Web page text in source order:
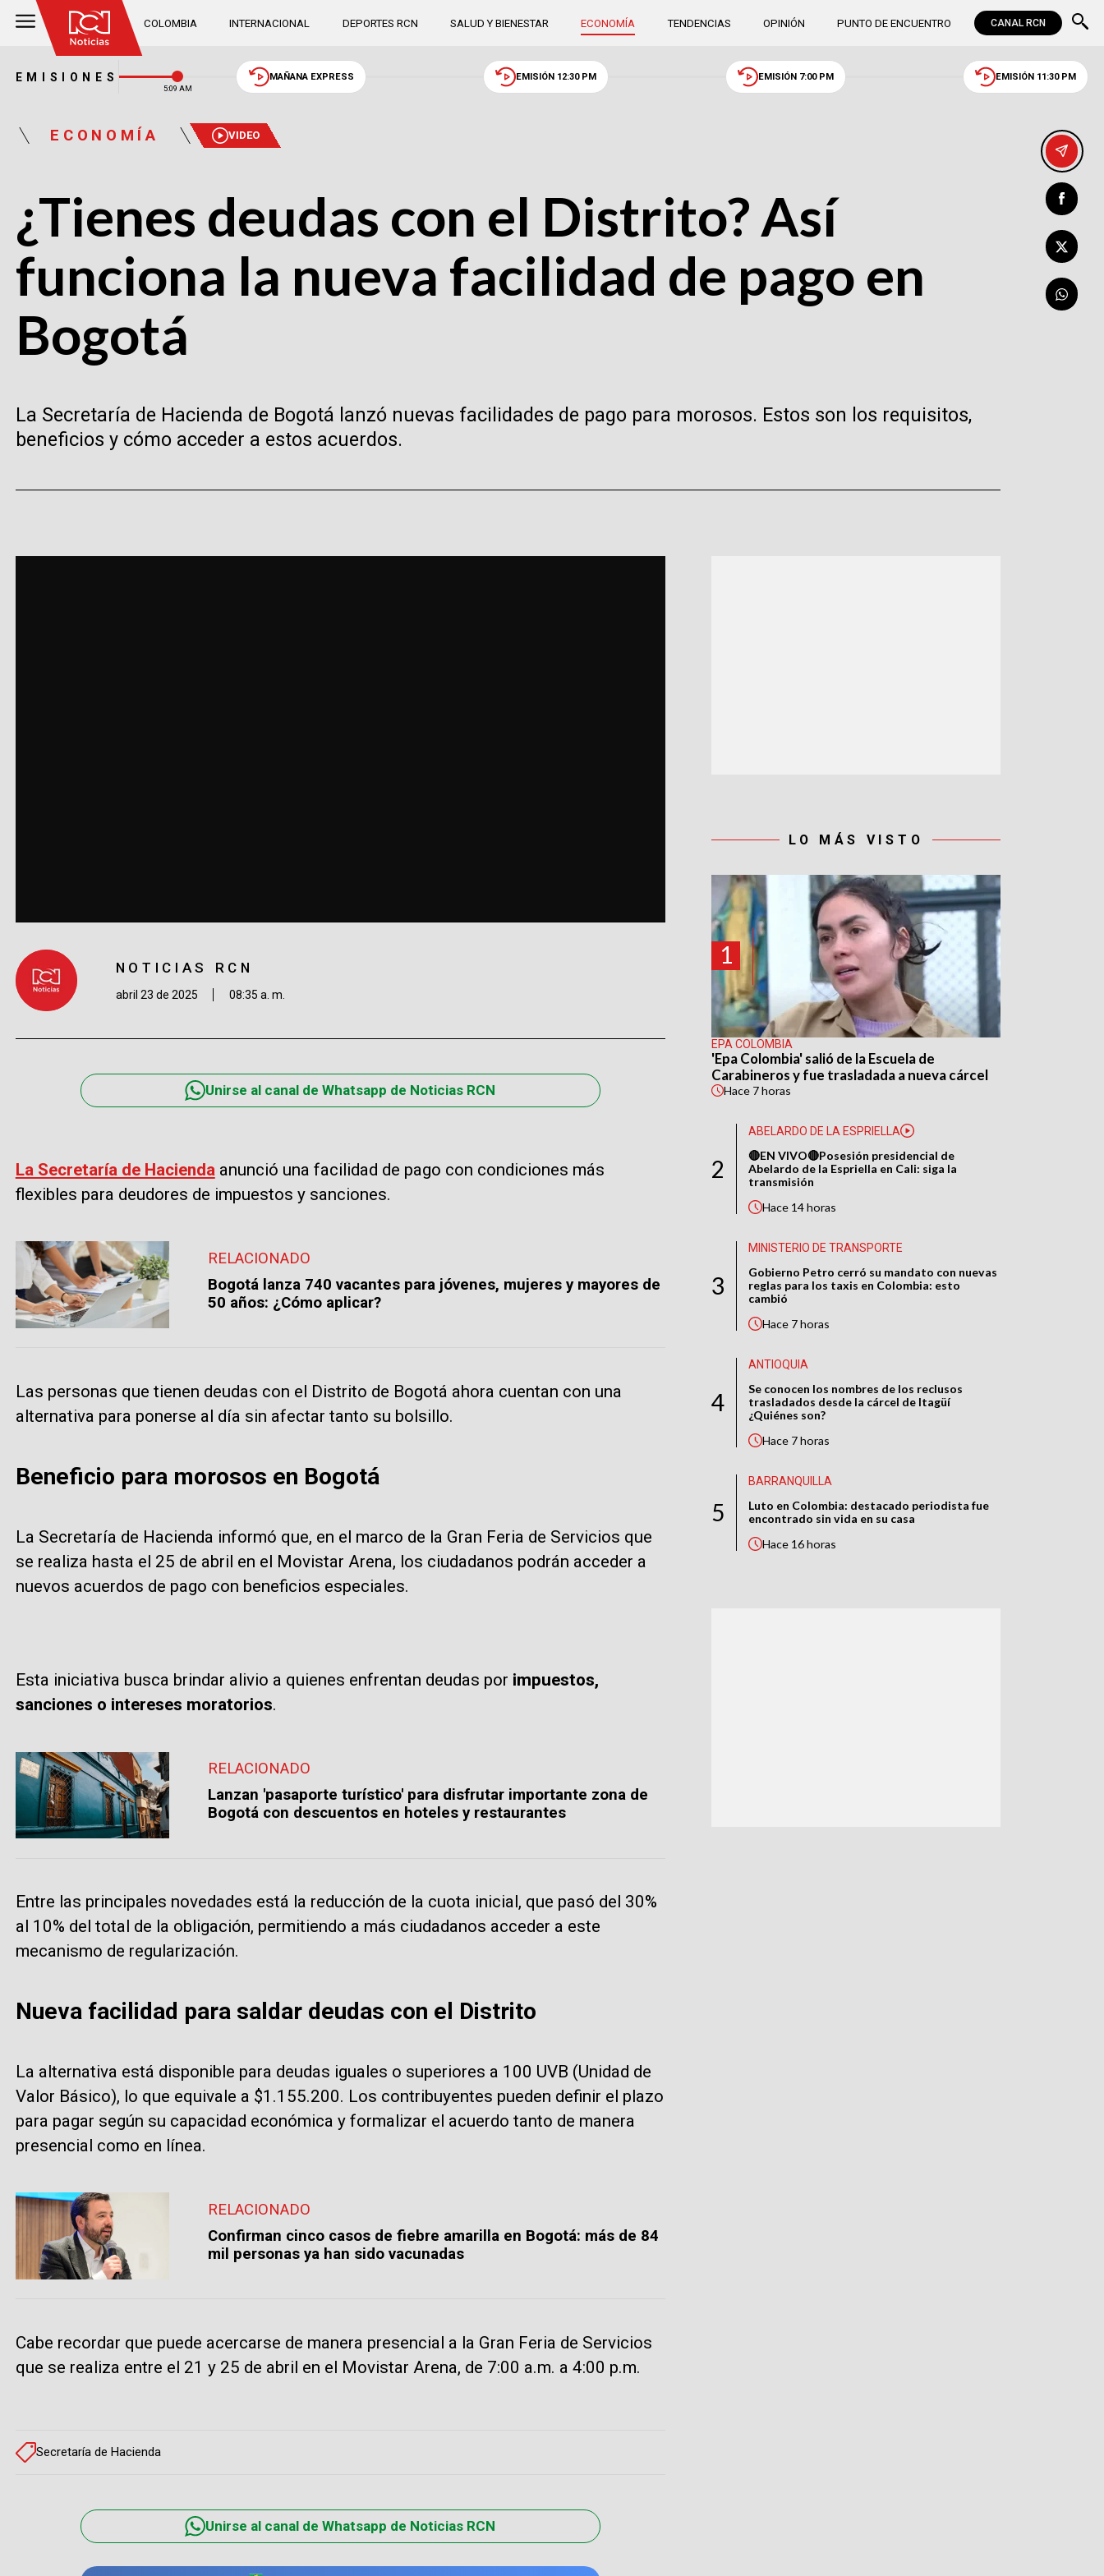
COLOMBIA INTERNACIONAL DEPORTES RCN SALUD Y BIENESTAR ECONOMÍA TENDENCIAS OPINIÓN PUNTO DE ENCUENTRO CANAL RCN
EMISIONES
5:09 AM
MAÑANA EXPRESS EMISIÓN 12:30 PM EMISIÓN 7:00 PM EMISIÓN 11:30 PM
ECONOMÍA VIDEO
¿Tienes deudas con el Distrito? Así
funciona la nueva facilidad de pago en
Bogotá
La Secretaría de Hacienda de Bogotá lanzó nuevas facilidades de pago para morosos. Estos son los requisitos,
beneficios y cómo acceder a estos acuerdos.
NOTICIAS RCN
abril 23 de 2025 08:35 a. m.
Unirse al canal de Whatsapp de Noticias RCN
La Secretaría de Haciendaanunció una facilidad de pago con condiciones más
flexibles para deudores de impuestos y sanciones.
RELACIONADO
Bogotá lanza 740 vacantes para jóvenes, mujeres y mayores de
50 años: ¿Cómo aplicar?
Las personas que tienen deudas con el Distrito de Bogotá ahora cuentan con una
alternativa para ponerse al día sin afectar tanto su bolsillo.
Beneficio para morosos en Bogotá
La Secretaría de Hacienda informó que, en el marco de la Gran Feria de Servicios que
se realiza hasta el 25 de abril en el Movistar Arena, los ciudadanos podrán acceder a
nuevos acuerdos de pago con beneficios especiales.
Esta iniciativa busca brindar alivio a quienes enfrentan deudas por impuestos,
sanciones o intereses moratorios.
RELACIONADO
Lanzan 'pasaporte turístico' para disfrutar importante zona de
Bogotá con descuentos en hoteles y restaurantes
Entre las principales novedades está la reducción de la cuota inicial, que pasó del 30%
al 10% del total de la obligación, permitiendo a más ciudadanos acceder a este
mecanismo de regularización.
Nueva facilidad para saldar deudas con el Distrito
La alternativa está disponible para deudas iguales o superiores a 100 UVB (Unidad de
Valor Básico), lo que equivale a $1.155.200. Los contribuyentes pueden definir el plazo
para pagar según su capacidad económica y formalizar el acuerdo tanto de manera
presencial como en línea.
RELACIONADO
Confirman cinco casos de fiebre amarilla en Bogotá: más de 84
mil personas ya han sido vacunadas
Cabe recordar que puede acercarse de manera presencial a la Gran Feria de Servicios
que se realiza entre el 21 y 25 de abril en el Movistar Arena, de 7:00 a.m. a 4:00 p.m.
Secretaría de Hacienda
Unirse al canal de Whatsapp de Noticias RCN
LO MÁS VISTO
1
EPA COLOMBIA
'Epa Colombia' salió de la Escuela de
Carabineros y fue trasladada a nueva cárcel
Hace 7 horas
2
ABELARDO DE LA ESPRIELLA
🔴EN VIVO🔴Posesión presidencial de
Abelardo de la Espriella en Cali: siga la
transmisión
Hace 14 horas
3
MINISTERIO DE TRANSPORTE
Gobierno Petro cerró su mandato con nuevas
reglas para los taxis en Colombia: esto
cambió
Hace 7 horas
4
ANTIOQUIA
Se conocen los nombres de los reclusos
trasladados desde la cárcel de Itagüí
¿Quiénes son?
Hace 7 horas
5
BARRANQUILLA
Luto en Colombia: destacado periodista fue
encontrado sin vida en su casa
Hace 16 horas